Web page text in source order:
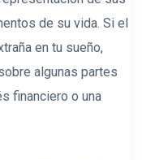
de su vida. Si el
en tu sueño,
algunas partes
financiero o una